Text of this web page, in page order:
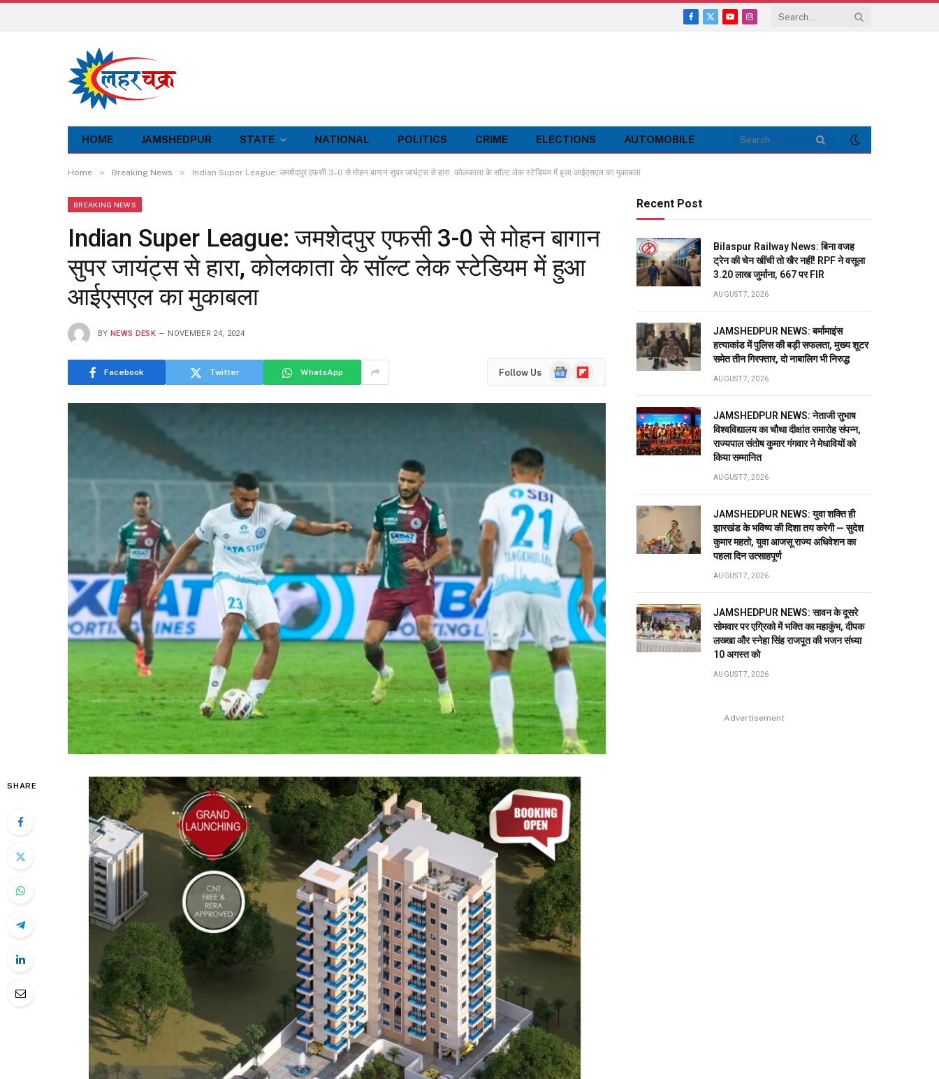
Facebook
X
YouTubeInstagram
HOME JAMSHEDPUR STATE NATIONAL POLITICS CRIME ELECTIONS AUTOMOBILE
Home » Breaking News » Indian Super League: जमशेदपुर एफसी 3-0 से मोहन बागान सुपर जायंट्स से हारा, कोलकाता के सॉल्ट लेक स्टेडियम में हुआ आईएसएल का मुकाबला
BREAKING NEWS
Indian Super League: जमशेदपुर एफसी 3-0 से मोहन बागान
सुपर जायंट्स से हारा, कोलकाता के सॉल्ट लेक स्टेडियम में हुआ
आईएसएल का मुकाबला
BY NEWS DESK NOVEMBER 24, 2024
Facebook Twitter WhatsApp Follow Us
GoogleFlipboard
SHARE
Recent Post
Bilaspur Railway News: बिना वजह
ट्रेन की चेन खींची तो खैर नहीं! RPF ने वसूला
3.20 लाख जुर्माना, 667 पर FIR
AUGUST 7, 2026
JAMSHEDPUR NEWS: बर्मामाइंस
हत्याकांड में पुलिस की बड़ी सफलता, मुख्य शूटर
समेत तीन गिरफ्तार, दो नाबालिग भी निरुद्ध
AUGUST 7, 2026
JAMSHEDPUR NEWS: नेताजी सुभाष
विश्वविद्यालय का चौथा दीक्षांत समारोह संपन्न,
राज्यपाल संतोष कुमार गंगवार ने मेधावियों को
किया सम्मानित
AUGUST 7, 2026
JAMSHEDPUR NEWS: युवा शक्ति ही
झारखंड के भविष्य की दिशा तय करेगी — सुदेश
कुमार महतो, युवा आजसू राज्य अधिवेशन का
पहला दिन उत्साहपूर्ण
AUGUST 7, 2026
JAMSHEDPUR NEWS: सावन के दूसरे
सोमवार पर एग्रिको में भक्ति का महाकुंभ, दीपक
लख्खा और स्नेहा सिंह राजपूत की भजन संध्या
10 अगस्त को
AUGUST 7, 2026
Advertisement